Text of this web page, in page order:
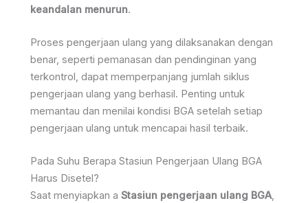
keandalan menurun.
Proses pengerjaan ulang yang dilaksanakan dengan
benar, seperti pemanasan dan pendinginan yang
terkontrol, dapat memperpanjang jumlah siklus
pengerjaan ulang yang berhasil. Penting untuk
memantau dan menilai kondisi BGA setelah setiap
pengerjaan ulang untuk mencapai hasil terbaik.
Pada Suhu Berapa Stasiun Pengerjaan Ulang BGA
Harus Disetel?
Saat menyiapkan a Stasiun pengerjaan ulang BGA,